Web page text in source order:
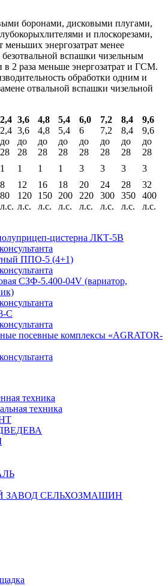
боронами, дисковыми плугами,
и плоскорезами,
меньших энергозатрат менее
вспашки чизельным
в 2 раза меньше энергозатрат и ГСМ.
обработки одним и
отвальной вспашки чизельной
2,4 3,6 4,8 5,4 6,0 7,2 8,4
9,6
2,4 3,6 4,8 5,4 6 7,2 8,4
9,6
до
28
до
28
до
28
до
28
до
28
до
28
до
28
до
28
1 1 1 1 3 3 3
3
8 12 16 18 20 24 28
32
80
л.с.
120
л.с.
150
л.с.
200
л.с.
220
л.с.
300
л.с.
350
л.с.
400
л.с.
цистерна ЛКТ-5В
ППО-5 (4+1)
СЗФ-5.400-04V (вариатор,
С
посевные комплексы «AGRATOR-
техника
техника
ЗАВОД СЕЛЬХОЗМАШИН